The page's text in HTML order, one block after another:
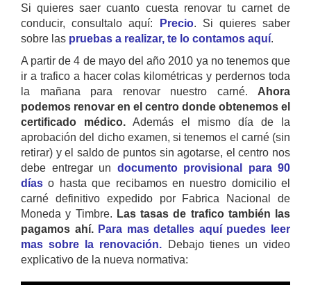
Si quieres saer cuanto cuesta renovar tu carnet de
conducir, consultalo aquí:
Precio. Si quieres saber
sobre las pruebas a realizar, te lo contamos aquí.
A partir de 4 de mayo del año 2010 ya no tenemos que
ir a trafico a hacer colas kilométricas y perdernos toda
la mañana para renovar nuestro carné. Ahora
podemos renovar en el centro donde obtenemos el
certificado médico. Además el mismo día de la
aprobación del dicho examen, si tenemos el carné (sin
retirar) y el saldo de puntos sin agotarse, el centro nos
debe entregar un documento provisional para 90
días o hasta que recibamos en nuestro domicilio el
carné definitivo expedido por Fabrica Nacional de
Moneda y Timbre. Las tasas de trafico también las
pagamos ahí. Para mas detalles aquí puedes leer
mas sobre la renovación. Debajo tienes un video
explicativo de la nueva normativa: